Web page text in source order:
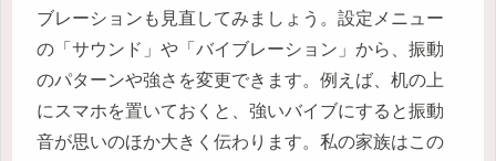
ブレーションも見直してみましょう。設定メニュー
の「サウンド」や「バイブレーション」から、振動
のパターンや強さを変更できます。例えば、机の上
にスマホを置いておくと、強いバイブにすると振動
音が思いのほか大きく伝わります。私の家族はこの